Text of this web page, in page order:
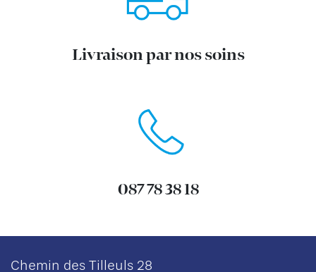
Livraison par nos soins
087 78 38 18
Chemin des Tilleuls 28